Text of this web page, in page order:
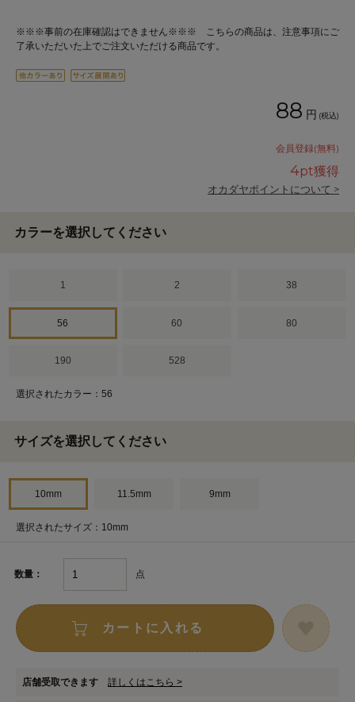
※※※事前の在庫確認はできません※※※ こちらの商品は、注意事項にご
了承いただいた上でご注文いただける商品です。
88 円 (税込)
会員登録(無料)
4pt獲得
オカダヤポイントについて >
カラーを選択してください
1 2 38
56 60 80
190 528
選択されたカラー：56
サイズを選択してください
10mm 11.5mm 9mm
選択されたサイズ：10mm
数量： 点
カートに入れる
店舗受取できます 詳しくはこちら >